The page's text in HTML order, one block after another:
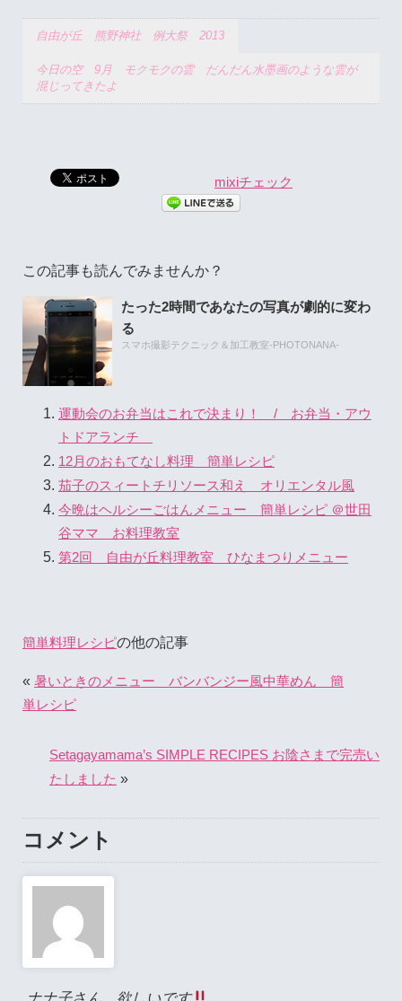
自由が丘 熊野神社 例大祭 2013
今日の空 9月 モクモクの雲 だんだん水墨画のような雲が
混じってきたよ
mixiチェック
この記事も読んでみませんか？
たった2時間であなたの写真が劇的に変わ
る
スマホ撮影テクニック＆加工教室-PHOTONANA-
運動会のお弁当はこれで決まり！ / お弁当・アウ
トドアランチ
12月のおもてなし料理 簡単レシピ
茄子のスィートチリソース和え オリエンタル風
今晩はヘルシーごはんメニュー 簡単レシピ ＠世田
谷ママ お料理教室
第2回 自由が丘料理教室 ひなまつりメニュー
簡単料理レシピの他の記事
« 暑いときのメニュー バンバンジー風中華めん 簡
単レシピ
Setagayamama’s SIMPLE RECIPES お陰さまで完売い
たしました »
コメント
ナナ子さん、欲しいです